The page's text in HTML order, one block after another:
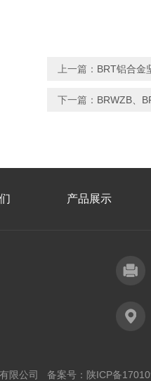
上一篇： BRT铝合金
下一篇： BRWZB、
产品展示
限公司 备案号： 陕ICP备